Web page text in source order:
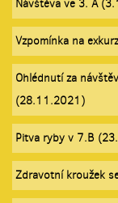
Návštěva ve 3. A
Vzpomínka na
Ohlédnutí za
(28.11.2021)
Pitva ryby v 7.B
Zdravotní kroužek